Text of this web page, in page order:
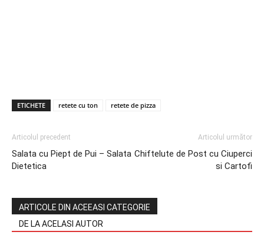
ETICHETE retete cu ton retete de pizza
Articolul precedent
Salata cu Piept de Pui – Salata
Dietetica
Articolul următor
Chiftelute de Post cu Ciuperci
si Cartofi
ARTICOLE DIN ACEEASI CATEGORIE
DE LA ACELASI AUTOR